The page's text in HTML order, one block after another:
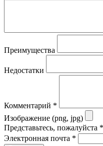
Преимущества
Недостатки
Комментарий *
Изображение (png, jpg)
Представьтесь, пожалуйста *
Электронная почта *